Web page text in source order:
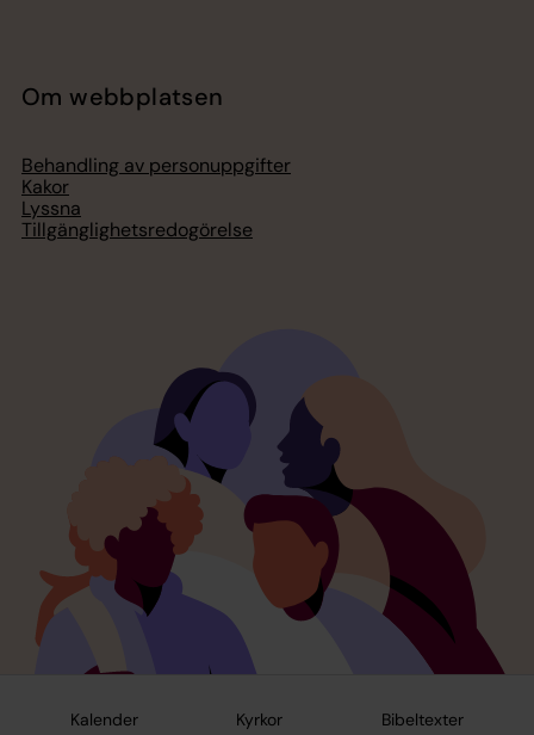
Kalender Kyrkor Bibeltexter
Om webbplatsen
Behandling av personuppgifter
Kakor
Lyssna
Tillgänglighetsredogörelse